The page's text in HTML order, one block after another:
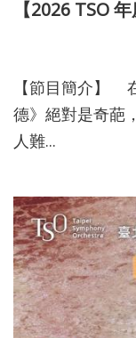
【2026 TSO
【節目簡介】
德》絕對是奇葩
人難...